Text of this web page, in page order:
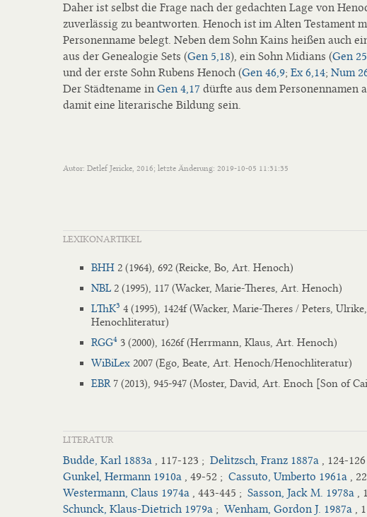
Daher ist selbst die Frage nach der gedachten Lage von
zuverlässig zu beantworten. Henoch ist im Alten Testament
Personenname belegt. Neben dem Sohn Kains heißen auch
aus der Genealogie Sets (Gen 5,18), ein Sohn Midians (Gen
und der erste Sohn Rubens Henoch (Gen 46,9; Ex 6,14; Num
Der Städtename in Gen 4,17 dürfte aus dem Personennamen
damit eine literarische Bildung sein.
Autor: Detlef Jericke, 2016; letzte Änderung: 2019-10-05 11:31:35
LEXIKONARTIKEL
BHH 2 (1964), 692 (Reicke, Bo, Art. Henoch)
NBL 2 (1995), 117 (Wacker, Marie-Theres, Art. Henoch)
LThK3 4 (1995), 1424f (Wacker, Marie-Theres / Peters,
Henochliteratur)
RGG4 3 (2000), 1626f (Herrmann, Klaus, Art. Henoch)
WiBiLex 2007 (Ego, Beate, Art. Henoch/Henochliteratur)
EBR7 (2013), 945-947 (Moster, David, Art. Enoch [Son of
LITERATUR
Budde, Karl 1883a , 117-123 ; Delitzsch, Franz 1887a , 124-
Gunkel, Hermann 1910a , 49-52 ; Cassuto, Umberto 1961a ,
Westermann, Claus 1974a , 443-445 ; Sasson, Jack M. 1978a ,
Schunck, Klaus-Dietrich 1979a ; Wenham, Gordon J. 1987a ,